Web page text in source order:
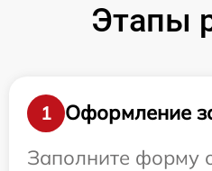
Этапы
1
Оформление
Заполните форму